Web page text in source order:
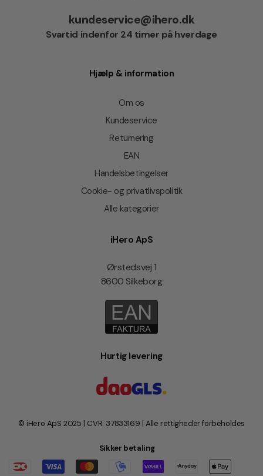
kundeservice@ihero.dk
Svartid indenfor 24 timer på hverdage
Hjælp & information
Om os
Kundeservice
Returnering
EAN
Handelsbetingelser
Cookie- og privatlivspolitik
Alle kategorier
iHero ApS
Ørstedsvej 1
8600 Silkeborg
Hurtig levering
© iHero ApS 2025 | CVR: 37833169 | Alle rettigheder forbeholdes
Sikker betaling